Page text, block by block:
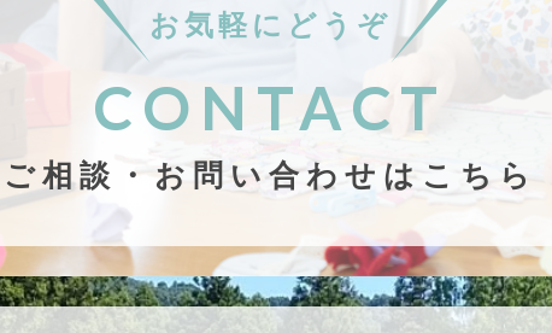
お気軽にどうぞ
CONTACT
ご相談・お問い合わせはこちら